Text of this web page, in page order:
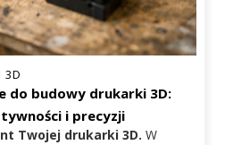
3D
do budowy drukarki 3D:
i precyzji
Twojej drukarki 3D. W